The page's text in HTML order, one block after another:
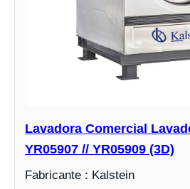
Lavadora Comercial
YR05907 // YR05909 (3D)
Fabricante : Kalstein